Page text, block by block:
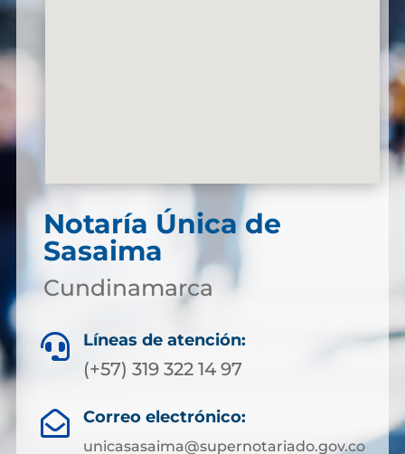
Notaría Única de
Sasaima
Cundinamarca
 Líneas de atención:
(+57) 319 322 14 97
 Correo electrónico:
unicasasaima@supernotariado.gov.co